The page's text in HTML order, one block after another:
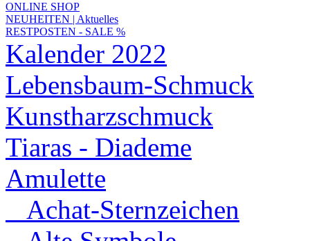
ONLINE SHOP
NEUHEITEN | Aktuelles
RESTPOSTEN - SALE %
Kalender 2022
Lebensbaum-Schmuck
Kunstharzschmuck
Tiaras - Diademe
Amulette
Achat-Sternzeichen